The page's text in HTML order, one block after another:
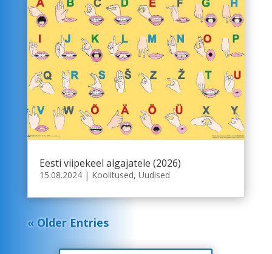
Eesti viipekeel algajatele (2026)
15.08.2024| Koolitused, Uudised
« Older Entries